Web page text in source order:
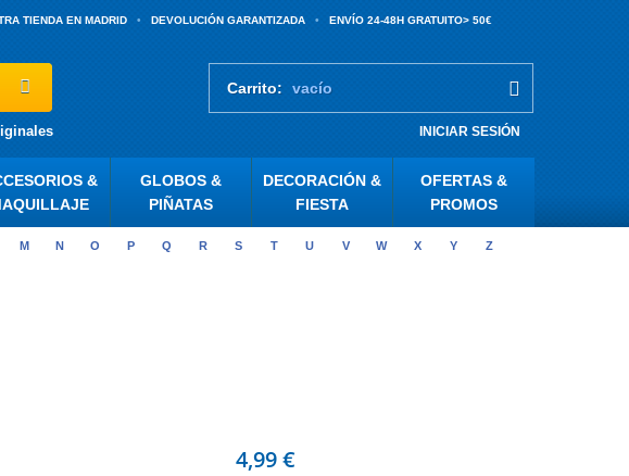
TIENDA EN MADRID DEVOLUCIÓN GARANTIZADA ENVÍO 24-48H GRATUITO> 50€
Carrito: vacío
INICIAR SESIÓN
&
GLOBOS &
PIÑATAS
DECORACIÓN &
FIESTA
OFERTAS &
PROMOS
M N O P Q R S T U V W X Y Z
4,99 €